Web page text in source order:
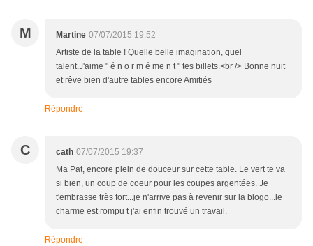
M Martine 07/07/2015 19:52
Artiste de la table ! Quelle belle imagination, quel
talent.J'aime " é n o r m é me n t " tes billets.<br /> Bonne nuit
et rêve bien d'autre tables encore Amitiés
Répondre
C cath 07/07/2015 19:37
Ma Pat, encore plein de douceur sur cette table. Le vert te va
si bien, un coup de coeur pour les coupes argentées. Je
t'embrasse très fort...je n'arrive pas à revenir sur la blogo...le
charme est rompu t j'ai enfin trouvé un travail.
Répondre